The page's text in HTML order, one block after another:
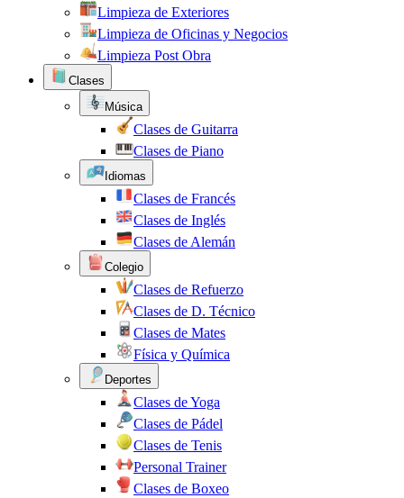
Limpieza de Exteriores
Limpieza de Oficinas y Negocios
Limpieza Post Obra
Clases
Música
Clases de Guitarra
Clases de Piano
Idiomas
Clases de Francés
Clases de Inglés
Clases de Alemán
Colegio
Clases de Refuerzo
Clases de D. Técnico
Clases de Mates
Física y Química
Deportes
Clases de Yoga
Clases de Pádel
Clases de Tenis
Personal Trainer
Clases de Boxeo